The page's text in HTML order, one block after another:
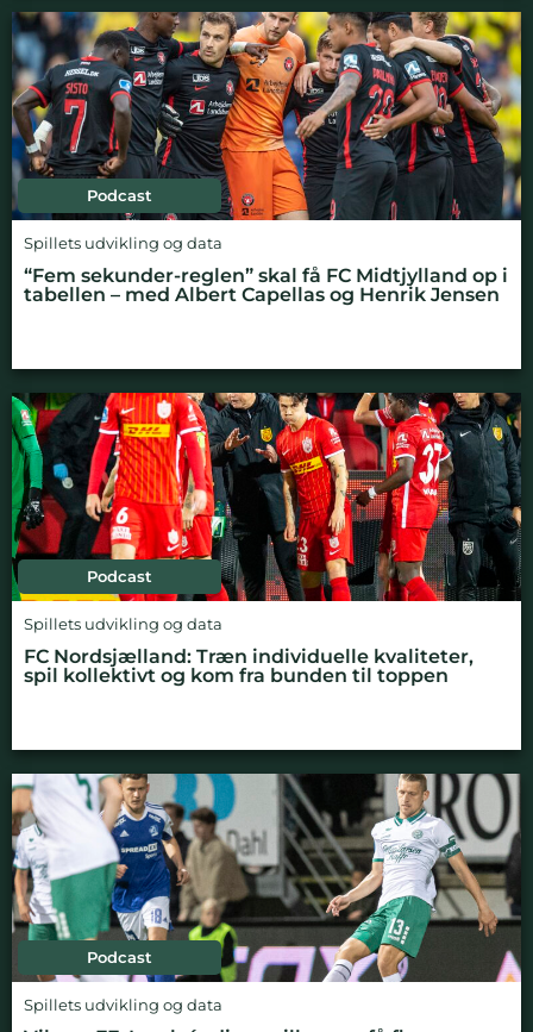
Podcast
Spillets udvikling og data
“Fem sekunder-reglen” skal få FC Midtjylland op i
tabellen – med Albert Capellas og Henrik Jensen
Podcast
Spillets udvikling og data
FC Nordsjælland: Træn individuelle kvaliteter,
spil kollektivt og kom fra bunden til toppen
Podcast
Spillets udvikling og data